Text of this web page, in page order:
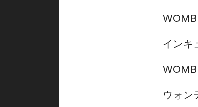
インキ
ウォン